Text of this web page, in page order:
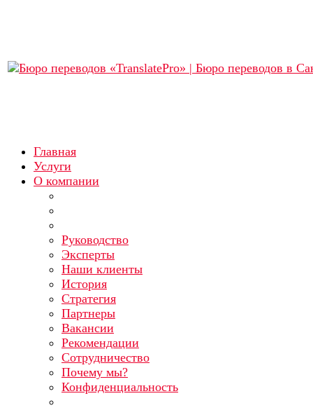
Главная
Услуги
О компании
Руководство
Эксперты
Наши клиенты
История
Стратегия
Партнеры
Вакансии
Рекомендации
Сотрудничество
Почему мы?
Конфиденциальность